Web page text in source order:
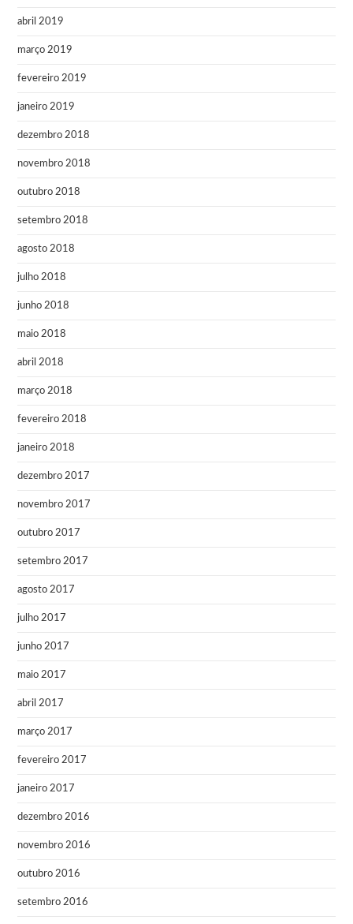
abril 2019
março 2019
fevereiro 2019
janeiro 2019
dezembro 2018
novembro 2018
outubro 2018
setembro 2018
agosto 2018
julho 2018
junho 2018
maio 2018
abril 2018
março 2018
fevereiro 2018
janeiro 2018
dezembro 2017
novembro 2017
outubro 2017
setembro 2017
agosto 2017
julho 2017
junho 2017
maio 2017
abril 2017
março 2017
fevereiro 2017
janeiro 2017
dezembro 2016
novembro 2016
outubro 2016
setembro 2016